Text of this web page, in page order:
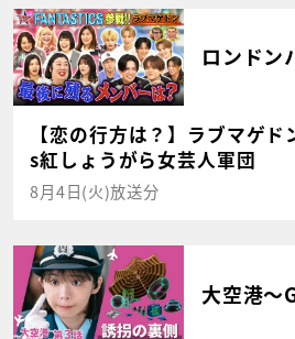
ロンドン
【恋の行方は？】ラブマゲ
s紅しょうがら女芸人軍団
8月4日(火)放送分
大空港～